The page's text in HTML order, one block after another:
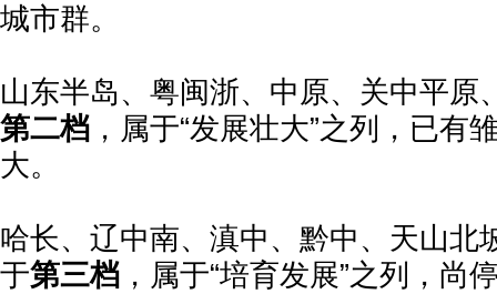
城市群。
山东半岛、粤闽浙、中原、关中平原
第二档 ，属于“发展壮大”之列，已有
大。
哈长、辽中南、滇中、黔中、天山北
于第三档 ，属于“培育发展”之列，尚